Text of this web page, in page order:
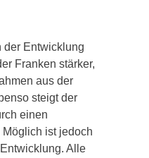
der Entwicklung
Franken stärker,
aus der
steigt der
einen
ist jedoch
Alle